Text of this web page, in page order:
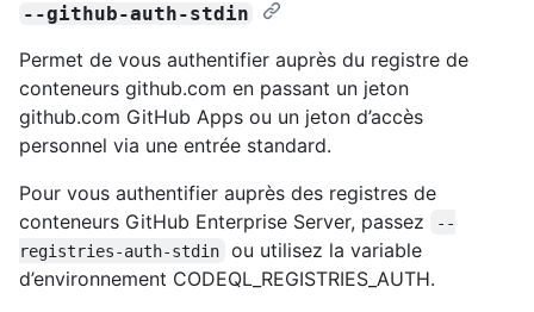
--github-auth-stdin
Permet de vous authentifier auprès du registre de
conteneurs github.com en passant un jeton
github.com GitHub Apps ou un jeton d’accès
personnel via une entrée standard.
Pour vous authentifier auprès des registres de
conteneurs GitHub Enterprise Server, passez
--
registries-auth-stdin
ou utilisez la variable
d’environnement CODEQL_REGISTRIES_AUTH.